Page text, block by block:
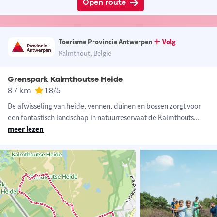
Open route
Toerisme Provincie Antwerpen
Volg
Kalmthout, België
Grenspark Kalmthoutse Heide
8.7 km 1.8/5
De afwisseling van heide, vennen, duinen en bossen zorgt voor
een fantastisch landschap in natuurreservaat de Kalmthouts...
meer lezen